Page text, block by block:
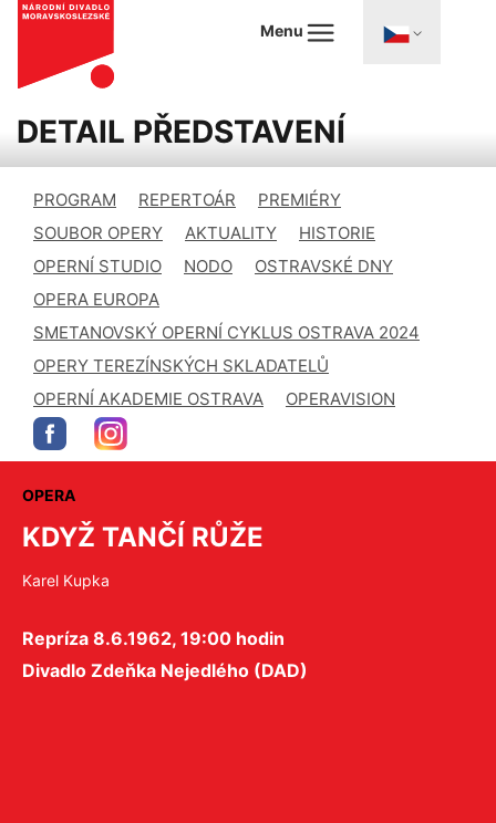
Menu
DETAIL PŘEDSTAVENÍ
PROGRAM REPERTOÁR
PREMIÉRY
SOUBOR OPERY
AKTUALITY
HISTORIE
OPERNÍ STUDIO
NODO
OSTRAVSKÉ DNY
OPERA EUROPA
SMETANOVSKÝ OPERNÍ CYKLUS OSTRAVA 2024
OPERY TEREZÍNSKÝCH SKLADATELŮ
OPERNÍ AKADEMIE OSTRAVA
OPERAVISION
OPERA
KDYŽ TANČÍ RŮŽE
Karel Kupka
Repríza 8.6.1962, 19:00 hodin
Divadlo Zdeňka Nejedlého (DAD)